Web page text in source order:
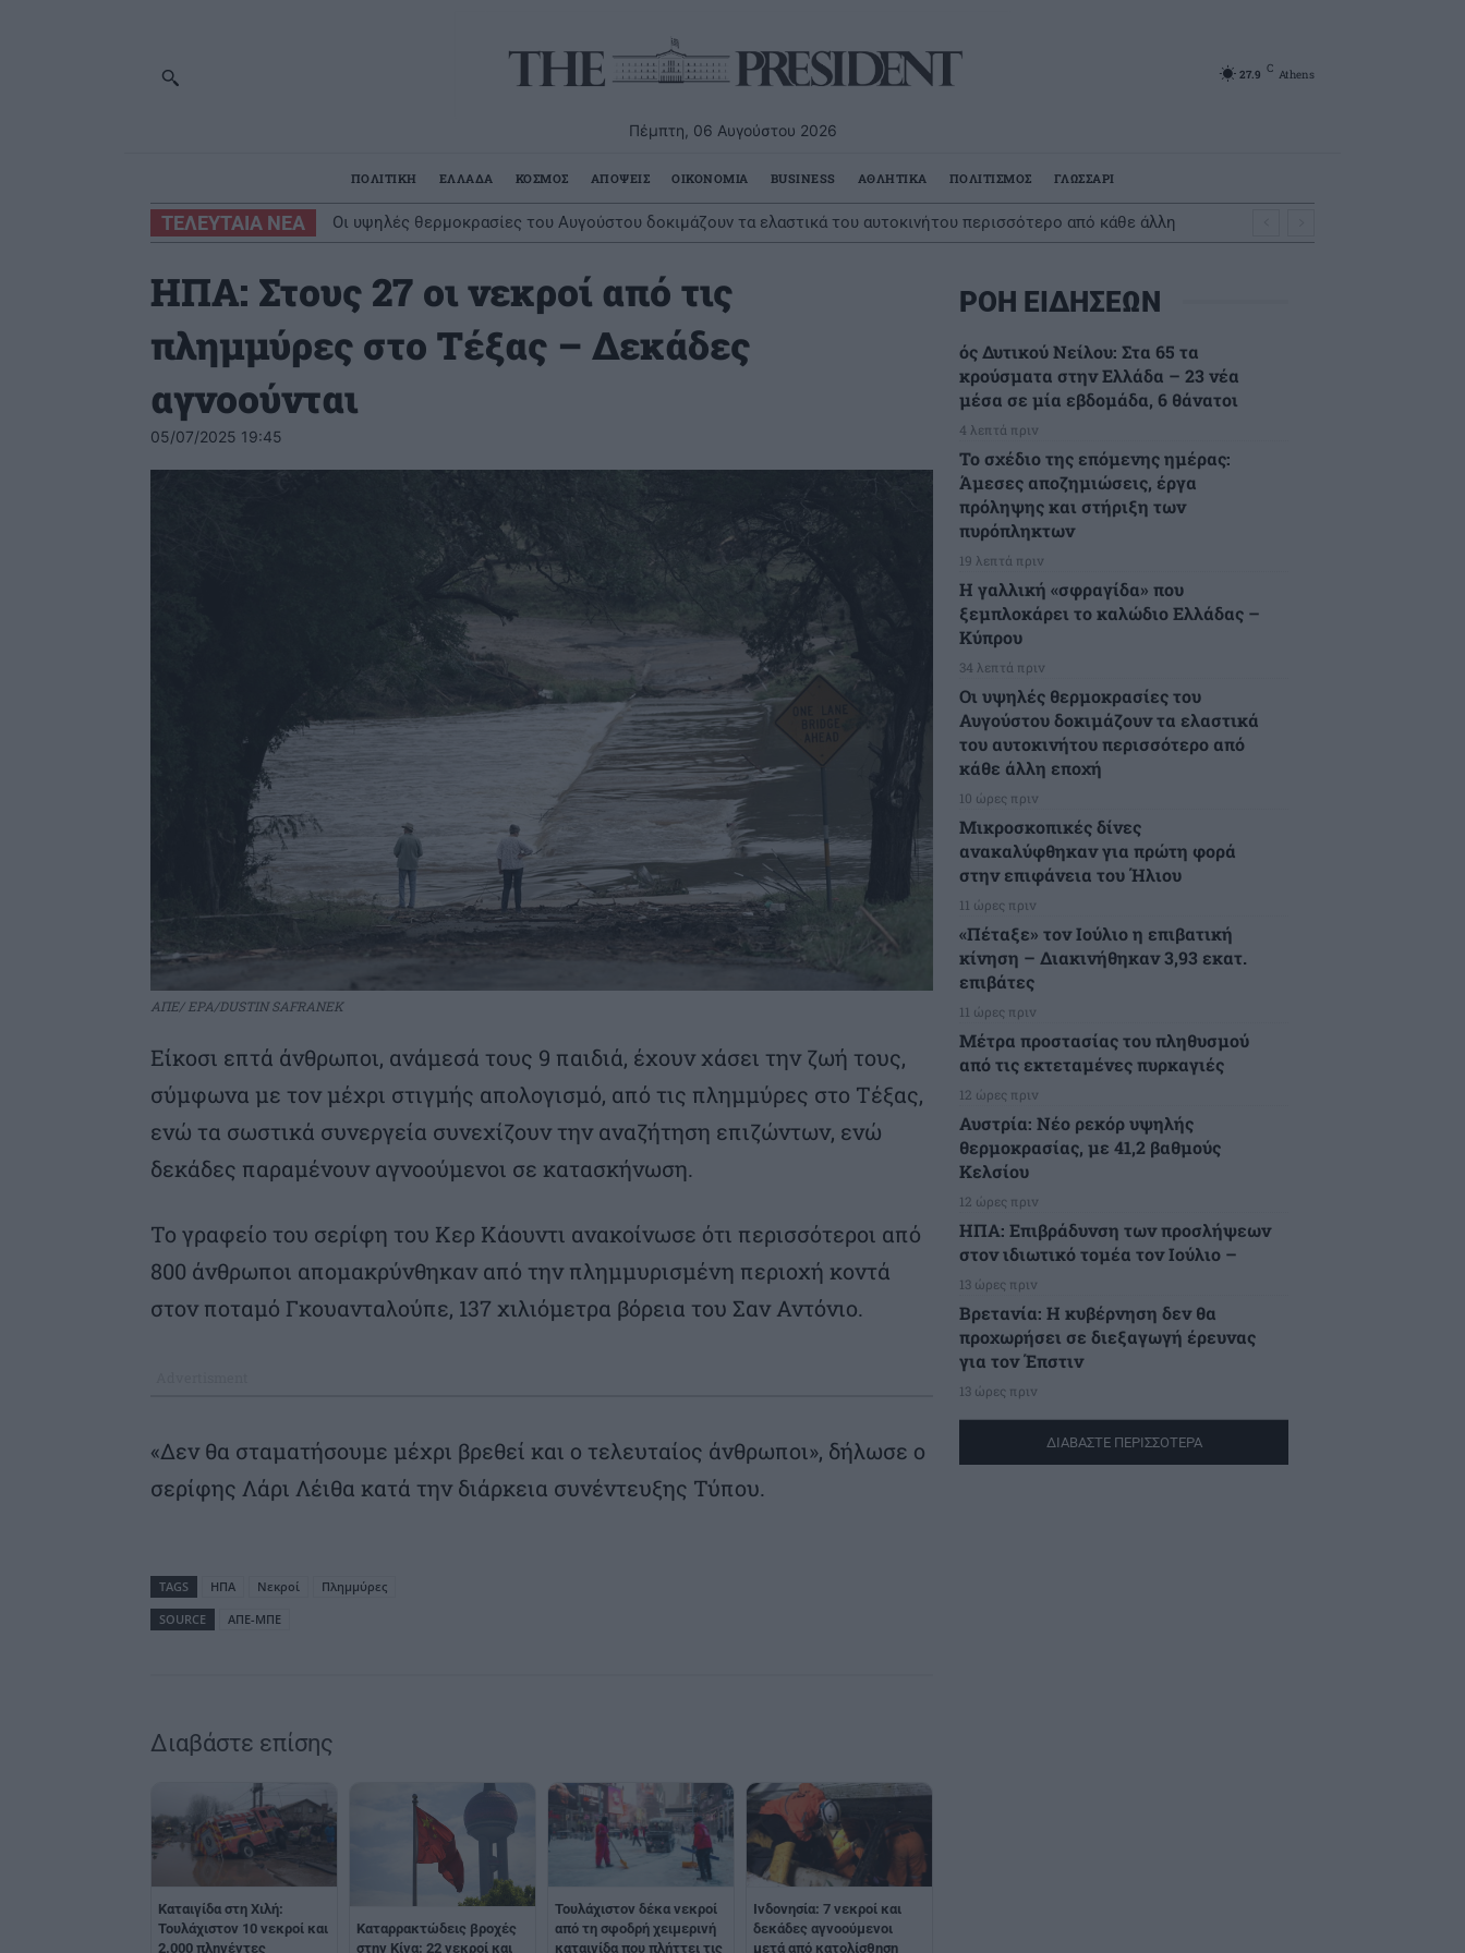
Πέμπτη, 06 Αυγούστου 2026
27.9 C Athens
ΠΟΛΙΤΙΚΗ ΕΛΛΑΔΑ ΚΟΣΜΟΣ ΑΠΟΨΕΙΣ ΟΙΚΟΝΟΜΙΑ BUSINESS ΑΘΛΗΤΙΚΑ ΠΟΛΙΤΙΣΜΟΣ ΓΛΩΣΣΑΡΙ
ΤΕΛΕΥΤΑΙΑ ΝΕΑ
Οι υψηλές θερμοκρασίες του Αυγούστου δοκιμάζουν τα ελαστικά του αυτοκινήτου περισσότερο από κάθε άλλη
εποχή
ΗΠΑ: Στους 27 οι νεκροί από τις
πλημμύρες στο Τέξας – Δεκάδες
αγνοούνται
05/07/2025 19:45
ΑΠΕ/ EPA/DUSTIN SAFRANEK
Είκοσι επτά άνθρωποι, ανάμεσά τους 9 παιδιά, έχουν χάσει την ζωή τους,
σύμφωνα με τον μέχρι στιγμής απολογισμό, από τις πλημμύρες στο Τέξας,
ενώ τα σωστικά συνεργεία συνεχίζουν την αναζήτηση επιζώντων, ενώ
δεκάδες παραμένουν αγνοούμενοι σε κατασκήνωση.
Το γραφείο του σερίφη του Κερ Κάουντι ανακοίνωσε ότι περισσότεροι από
800 άνθρωποι απομακρύνθηκαν από την πλημμυρισμένη περιοχή κοντά
στον ποταμό Γκουανταλούπε, 137 χιλιόμετρα βόρεια του Σαν Αντόνιο.
«Δεν θα σταματήσουμε μέχρι βρεθεί και ο τελευταίος άνθρωποι», δήλωσε ο
σερίφης Λάρι Λέιθα κατά την διάρκεια συνέντευξης Τύπου.
TAGS ΗΠΑ Νεκροί
Πλημμύρες
SOURCE
ΑΠΕ-ΜΠΕ
Διαβάστε επίσης
Καταιγίδα στη Χιλή:
Τουλάχιστον 10 νεκροί και
2.000 πληγέντες
Καταρρακτώδεις βροχές
στην Κίνα: 22 νεκροί και
Τουλάχιστον δέκα νεκροί
από τη σφοδρή χειμερινή
καταιγίδα που πλήττει τις
Ινδονησία: 7 νεκροί και
δεκάδες αγνοούμενοι
μετά από κατολίσθηση
ΡΟΗ ΕΙΔΗΣΕΩΝ
ός Δυτικού Νείλου: Στα 65 τα
κρούσματα στην Ελλάδα – 23 νέα
μέσα σε μία εβδομάδα, 6 θάνατοι
4 λεπτά πριν
Το σχέδιο της επόμενης ημέρας:
Άμεσες αποζημιώσεις, έργα
πρόληψης και στήριξη των
πυρόπληκτων
19 λεπτά πριν
Η γαλλική «σφραγίδα» που
ξεμπλοκάρει το καλώδιο Ελλάδας –
Κύπρου
34 λεπτά πριν
Οι υψηλές θερμοκρασίες του
Αυγούστου δοκιμάζουν τα ελαστικά
του αυτοκινήτου περισσότερο από
κάθε άλλη εποχή
10 ώρες πριν
Μικροσκοπικές δίνες
ανακαλύφθηκαν για πρώτη φορά
στην επιφάνεια του Ήλιου
11 ώρες πριν
«Πέταξε» τον Ιούλιο η επιβατική
κίνηση – Διακινήθηκαν 3,93 εκατ.
επιβάτες
11 ώρες πριν
Μέτρα προστασίας του πληθυσμού
από τις εκτεταμένες πυρκαγιές
12 ώρες πριν
Αυστρία: Νέο ρεκόρ υψηλής
θερμοκρασίας, με 41,2 βαθμούς
Κελσίου
12 ώρες πριν
ΗΠΑ: Επιβράδυνση των προσλήψεων
στον ιδιωτικό τομέα τον Ιούλιο –
13 ώρες πριν
Βρετανία: Η κυβέρνηση δεν θα
προχωρήσει σε διεξαγωγή έρευνας
για τον Έπστιν
13 ώρες πριν
ΔΙΑΒΑΣΤΕ ΠΕΡΙΣΣΟΤΕΡΑ